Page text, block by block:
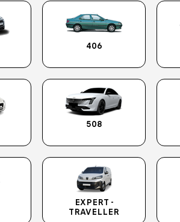
406
508
EXPERT -
TRAVELLER